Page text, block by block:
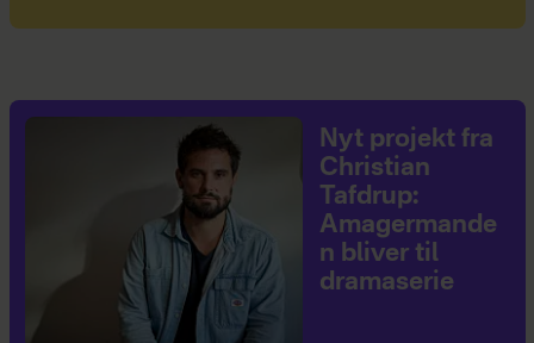
Nyt projekt fra
Christian
Tafdrup:
Amagermande
n bliver til
dramaserie